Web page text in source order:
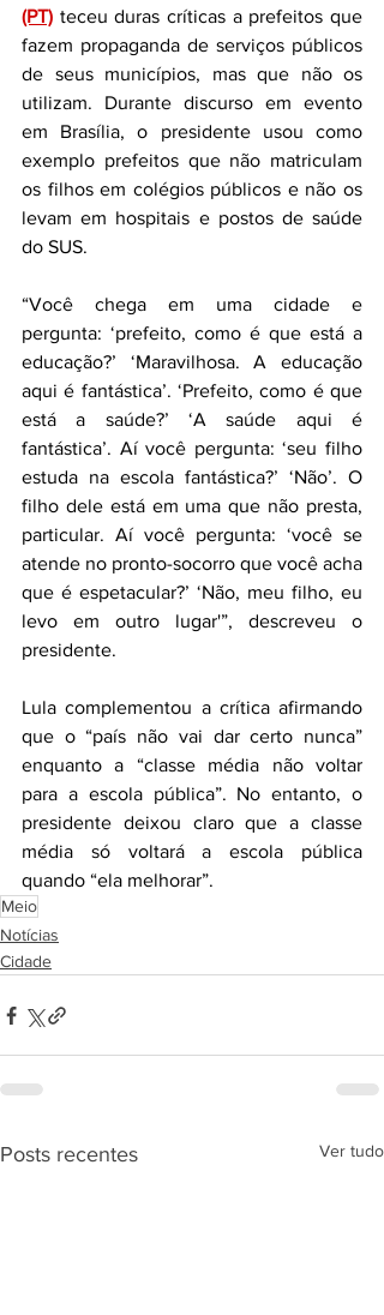
(PT) teceu duras críticas a prefeitos que
fazem propaganda de serviços públicos
de seus municípios, mas que não os
utilizam. Durante discurso em evento
em Brasília, o presidente usou como
exemplo prefeitos que não matriculam
os filhos em colégios públicos e não os
levam em hospitais e postos de saúde
do SUS.
“Você chega em uma cidade e
pergunta: ‘prefeito, como é que está a
educação?’ ‘Maravilhosa. A educação
aqui é fantástica’. ‘Prefeito, como é que
está a saúde?’ ‘A saúde aqui é
fantástica’. Aí você pergunta: ‘seu filho
estuda na escola fantástica?’ ‘Não’. O
filho dele está em uma que não presta,
particular. Aí você pergunta: ‘você se
atende no pronto-socorro que você acha
que é espetacular?’ ‘Não, meu filho, eu
levo em outro lugar'”, descreveu o
presidente.
Lula complementou a crítica afirmando
que o “país não vai dar certo nunca”
enquanto a “classe média não voltar
para a escola pública”. No entanto, o
presidente deixou claro que a classe
média só voltará a escola pública
quando “ela melhorar”.
Meio
Notícias
Cidade
Posts recentes Ver tudo